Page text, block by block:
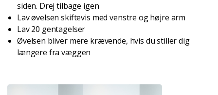
siden. Drej tilbage igen
Lav øvelsen skiftevis med venstre og højre arm
Lav 20 gentagelser
Øvelsen bliver mere krævende, hvis du stiller dig
længere fra væggen